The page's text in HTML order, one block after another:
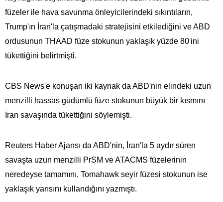
füzeler ile hava savunma önleyicilerindeki sıkıntıların,
Trump'ın İran'la çatışmadaki stratejisini etkilediğini ve ABD
ordusunun THAAD füze stokunun yaklaşık yüzde 80'ini
tükettiğini belirtmişti.
CBS News'e konuşan iki kaynak da ABD'nin elindeki uzun
menzilli hassas güdümlü füze stokunun büyük bir kısmını
İran savaşında tükettiğini söylemişti.
Reuters Haber Ajansı da ABD'nin, İran'la 5 aydır süren
savaşta uzun menzilli PrSM ve ATACMS füzelerinin
neredeyse tamamını, Tomahawk seyir füzesi stokunun ise
yaklaşık yarısını kullandığını yazmıştı.